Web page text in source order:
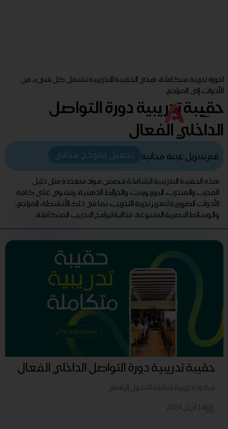
لدورة تدربية متكاملة، هذي الحقيبة التدريبية تشمل كل شيء، من
الأدوات إلى المراجع.
حقيبة تدريبية دورة التواصل
الداخلي الفعال
قم بتنزيل عينة مجانية تحميل نموذج مجاني
هذه الحقيبة التدريبية الشاملة تتضمن مواد متعددة مثل دليل
المدرب والمتدرب، البوربوينت، والخرائط الذهنية، وتحتوي على كافة
الأدوات الضرورية لتعزيز تجربة التدريب، بما في ذلك الأنشطة، المراجع،
والوسائط البصرية المتنوعة. مثالية لبرامج التدريب المتكاملة.
حقيبة تدريبية دورة التواصل الداخلي الفعال
مبادرة تدريبية شاملة للتحول الرقمي
14 أبريل 2024